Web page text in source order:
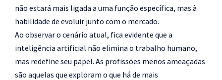
não estará mais ligada a uma função específica, mas à
habilidade de evoluir junto com o mercado.
Ao observar o cenário atual, fica evidente que a
inteligência artificial não elimina o trabalho humano,
mas redefine seu papel. As profissões menos ameaçadas
são aquelas que exploram o que há de mais